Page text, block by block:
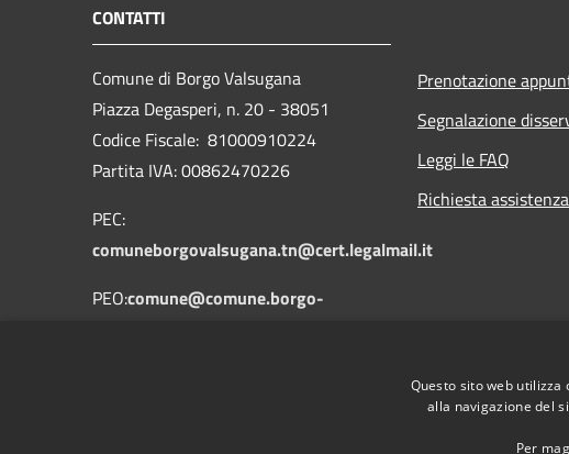
CONTATTI
Comune di Borgo Valsugana
Piazza Degasperi, n. 20 - 38051
Codice Fiscale: 81000910224
Partita IVA: 00862470226
PEC:
comuneborgovalsugana.tn@cert.legalmail.it
PEO:comune@comune.borgo-
Prenotazione
Segnalazione
Leggi le FAQ
Richiesta assistenza
Questo sito web
alla navigazione del
Per